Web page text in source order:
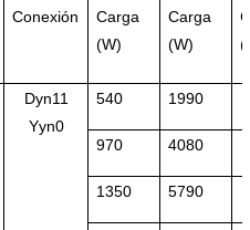
Conexión
Carga
(W)
Carga
(W)
Dyn11
Yyn0
540 1990
970 4080
1350 5790